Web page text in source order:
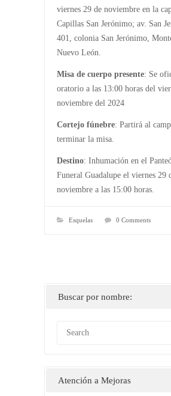
viernes 29 de noviembre en la
Capillas San Jerónimo; av. San
401, colonia San Jerónimo,
Nuevo León.
Misa de cuerpo presente: Se
oratorio a las 13:00 horas del
noviembre del 2024
Cortejo fúnebre: Partirá al
terminar la misa.
Destino: Inhumación en el
Funeral Guadalupe el viernes 29
noviembre a las 15:00 horas.
Esquelas 0 Comments
Buscar por nombre:
Atención a Mejoras